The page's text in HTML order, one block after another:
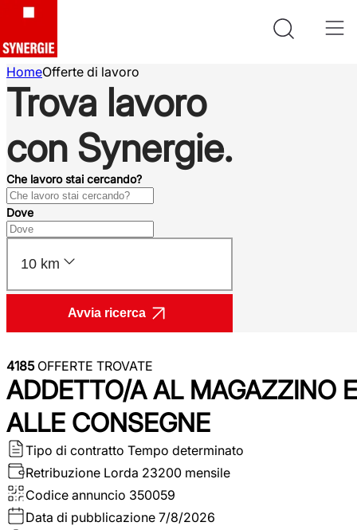
HomeOfferte di lavoro
Trova lavoro
con Synergie.
Che lavoro stai cercando?
Dove
10 km
Avvia ricerca
4185OFFERTE TROVATE
ADDETTO/A AL MAGAZZINO E
ALLE CONSEGNE
Tipo di contratto Tempo determinato
Retribuzione Lorda 23200 mensile
Codice annuncio 350059
Data di pubblicazione 7/8/2026